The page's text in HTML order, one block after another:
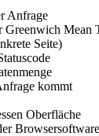
Anfrage
Greenwich Mean
Seite)
kommt
Oberfläche